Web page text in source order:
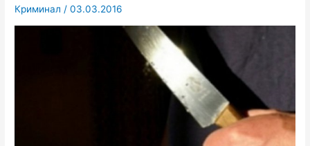
Криминал /03.03.2016